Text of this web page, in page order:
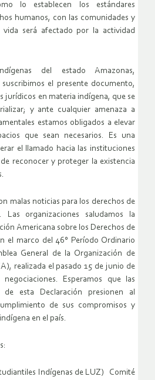
lo establecen los estándares
humanos, con las comunidades y
será afectado por la actividad
del estado Amazonas,
el presente documento,
jurídicos en materia indígena, que se
y ante cualquier amenaza a
estamos obligados a elevar
que sean necesarios. Es una
el llamado hacia las instituciones
reconocer y proteger la existencia
malas noticias para los derechos de
Las organizaciones saludamos la
Americana sobre los Derechos de
el marco del 46° Período Ordinario
General de la Organización de
realizada el pasado 15 de junio de
Esperamos que las
de esta Declaración presionen al
de sus compromisos y
en el país.
Indígenas de LUZ) Comité